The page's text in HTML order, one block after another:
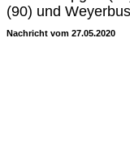
(90) und
Nachricht vom 27.05.2020